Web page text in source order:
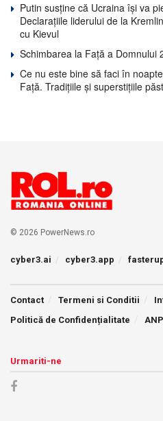
Putin susține că Ucraina își va
Declarațiile liderului de la
cu Kievul
Schimbarea la Față a Domnului
Ce nu este bine să faci în
Față. Tradițiile și superstițiile
© 2026 PowerNews.ro
cyber3.ai cyber3.app
Contact Termeni si Conditii
Politică de Confidențialitate
Urmariti-ne